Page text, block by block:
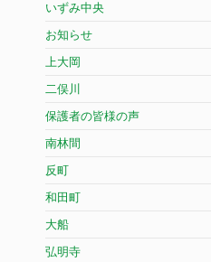
いずみ中央
お知らせ
上大岡
二俣川
保護者の皆様の声
南林間
反町
和田町
大船
弘明寺